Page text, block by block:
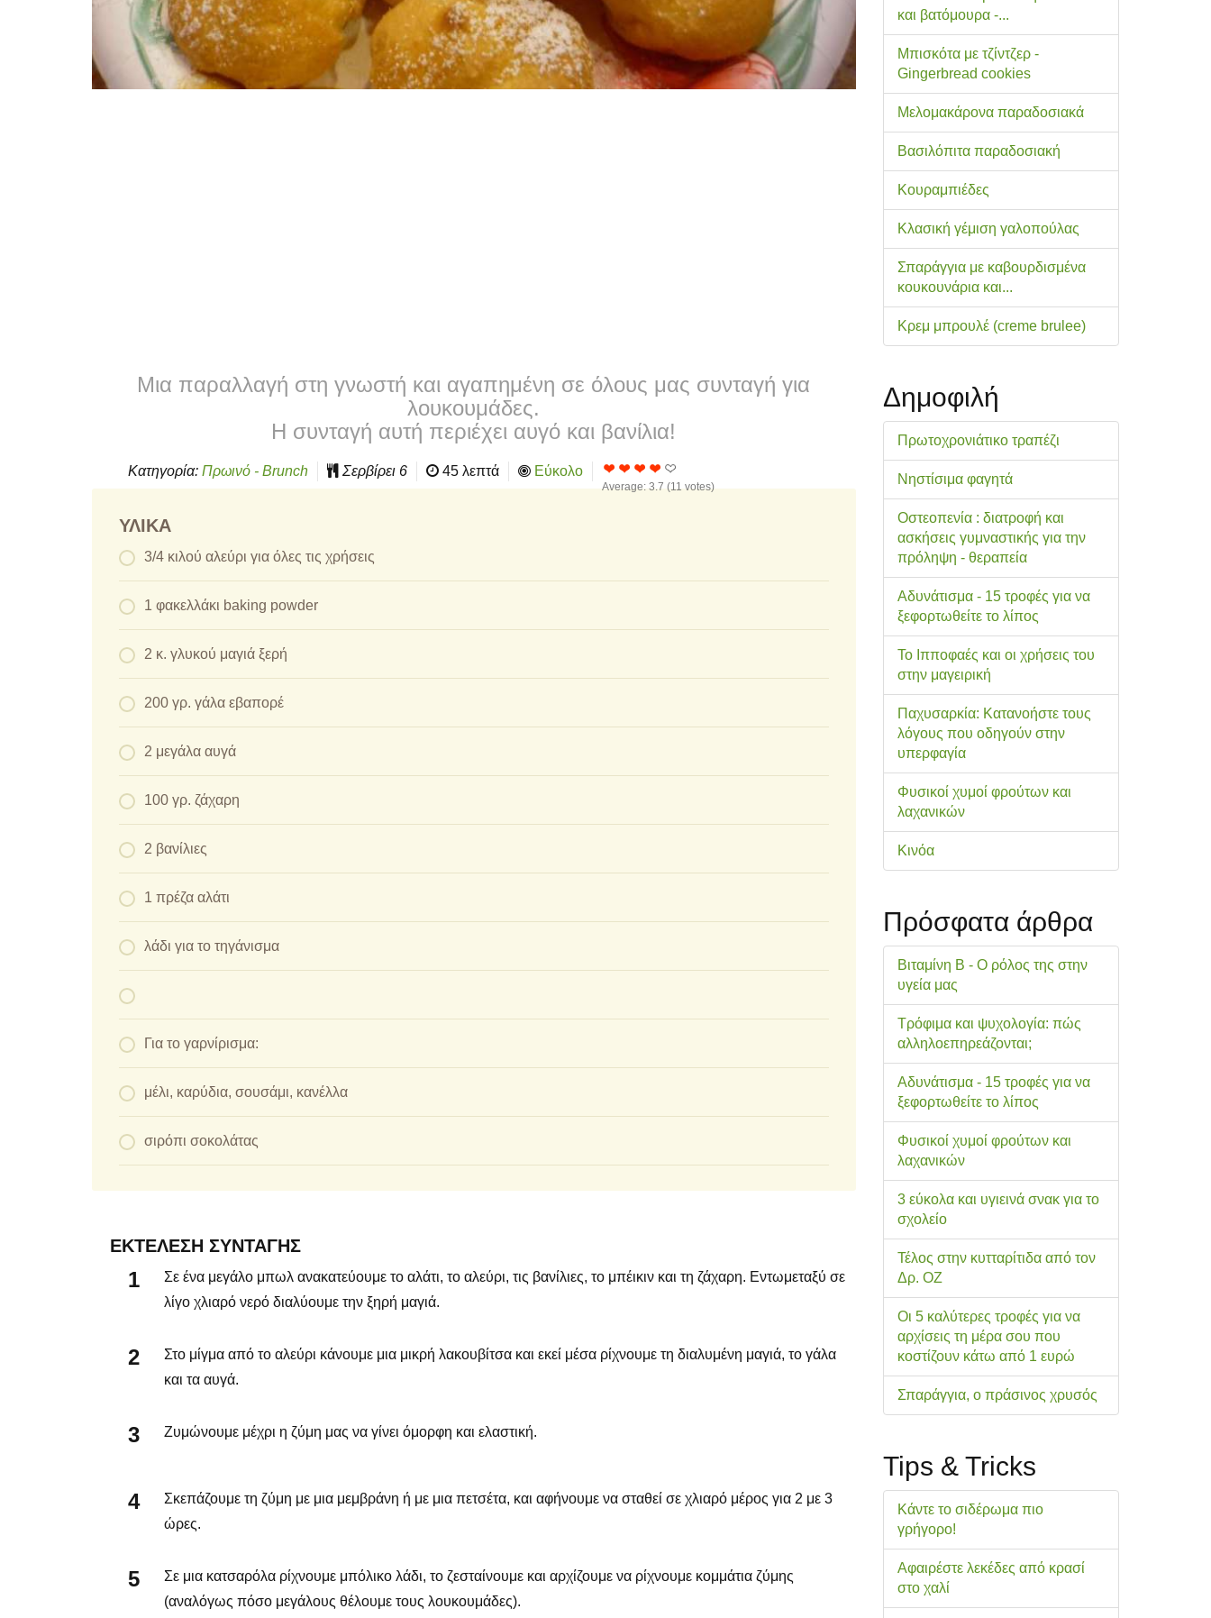
Μια παραλλαγή στη γνωστή και αγαπημένη σε όλους μας συνταγή για
λουκουμάδες.
Η συνταγή αυτή περιέχει αυγό και βανίλια!
Κατηγορία: Πρωινό - Brunch Σερβίρει 6 45 λεπτά Εύκολο
Average:3.7 (11votes)
ΥΛΙΚΆ
3/4 κιλού αλεύρι για όλες τις χρήσεις
1 φακελλάκι baking powder
2 κ. γλυκού μαγιά ξερή
200 γρ. γάλα εβαπορέ
2 μεγάλα αυγά
100 γρ. ζάχαρη
2 βανίλιες
1 πρέζα αλάτι
λάδι για το τηγάνισμα
Για το γαρνίρισμα:
μέλι, καρύδια, σουσάμι, κανέλλα
σιρόπι σοκολάτας
ΕΚΤΈΛΕΣΗ ΣΥΝΤΑΓΉΣ
Σε ένα μεγάλο μπωλ ανακατεύουμε το αλάτι, το αλεύρι, τις βανίλιες, το μπέικιν και τη ζάχαρη. Εντωμεταξύ σε
λίγο χλιαρό νερό διαλύουμε την ξηρή μαγιά.
Στο μίγμα από το αλεύρι κάνουμε μια μικρή λακουβίτσα και εκεί μέσα ρίχνουμε τη διαλυμένη μαγιά, το γάλα
και τα αυγά.
Ζυμώνουμε μέχρι η ζύμη μας να γίνει όμορφη και ελαστική.
Σκεπάζουμε τη ζύμη με μια μεμβράνη ή με μια πετσέτα, και αφήνουμε να σταθεί σε χλιαρό μέρος για 2 με 3
ώρες.
Σε μια κατσαρόλα ρίχνουμε μπόλικο λάδι, το ζεσταίνουμε και αρχίζουμε να ρίχνουμε κομμάτια ζύμης
(αναλόγως πόσο μεγάλους θέλουμε τους λουκουμάδες).
και βατόμουρα -...
Μπισκότα με τζίντζερ -
Gingerbread cookies
Μελομακάρονα παραδοσιακά
Βασιλόπιτα παραδοσιακή
Κουραμπιέδες
Κλασική γέμιση γαλοπούλας
Σπαράγγια με καβουρδισμένα
κουκουνάρια και...
Κρεμ μπρουλέ (creme brulee)
Δημοφιλή
Πρωτοχρονιάτικο τραπέζι
Νηστίσιμα φαγητά
Οστεοπενία : διατροφή και
ασκήσεις γυμναστικής για την
πρόληψη - θεραπεία
Αδυνάτισμα - 15 τροφές για να
ξεφορτωθείτε το λίπος
Το Ιπποφαές και οι χρήσεις του
στην μαγειρική
Παχυσαρκία: Κατανοήστε τους
λόγους που οδηγούν στην
υπερφαγία
Φυσικοί χυμοί φρούτων και
λαχανικών
Κινόα
Πρόσφατα άρθρα
Βιταμίνη Β - Ο ρόλος της στην
υγεία μας
Τρόφιμα και ψυχολογία: πώς
αλληλοεπηρεάζονται;
Αδυνάτισμα - 15 τροφές για να
ξεφορτωθείτε το λίπος
Φυσικοί χυμοί φρούτων και
λαχανικών
3 εύκολα και υγιεινά σνακ για το
σχολείo
Τέλος στην κυτταρίτιδα από τον
Δρ. ΟΖ
Οι 5 καλύτερες τροφές για να
αρχίσεις τη μέρα σου που
κοστίζουν κάτω από 1 ευρώ
Σπαράγγια, ο πράσινος χρυσός
Tips & Tricks
Κάντε το σιδέρωμα πιο
γρήγορο!
Αφαιρέστε λεκέδες από κρασί
στο χαλί